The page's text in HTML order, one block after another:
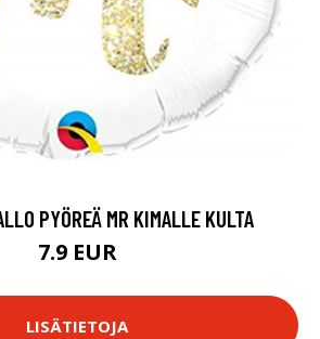
PYÖREÄ MR KIMALLE KULTA
7.9 EUR
LISÄTIETOJA